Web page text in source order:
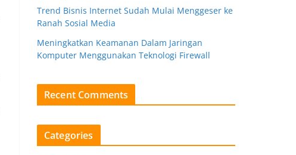
Trend Bisnis Internet Sudah Mulai Menggeser ke
Ranah Sosial Media
Meningkatkan Keamanan Dalam Jaringan
Komputer Menggunakan Teknologi Firewall
Recent Comments
Categories